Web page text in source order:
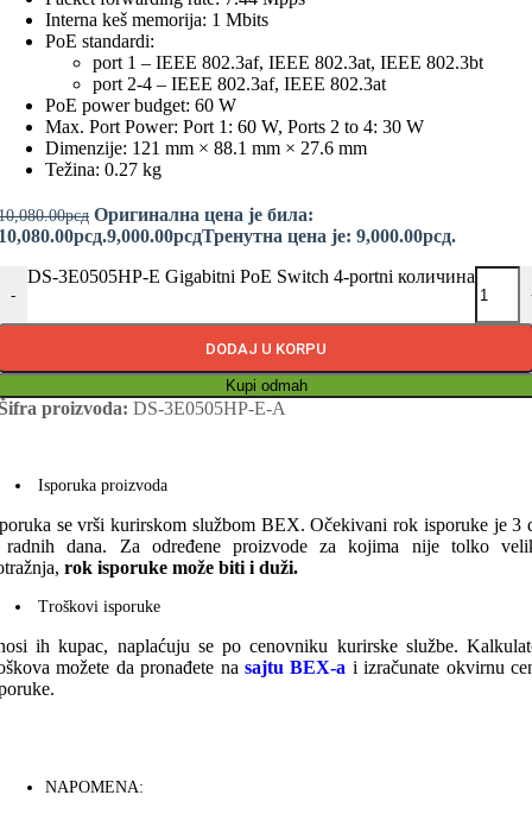
Interna keš memorija: 1 Mbits
PoE standardi:
port 1 – IEEE 802.3af, IEEE 802.3at, IEEE 802.3bt
port 2-4 – IEEE 802.3af, IEEE 802.3at
PoE power budget: 60 W
Max. Port Power: Port 1: 60 W, Ports 2 to 4: 30 W
Dimenzije: 121 mm × 88.1 mm × 27.6 mm
Težina: 0.27 kg
рсд Оригинална цена је била:
9,000.00рсдТренутна цена је: 9,000.00рсд.
-
DS-3E0505HP-E Gigabitni PoE Switch 4-portni количина
DODAJ U KORPU
Kupi odmah
proizvoda: DS-3E0505HP-E-A
Isporuka proizvoda
se vrši kurirskom službom BEX. Očekivani rok isporuke je 3
dana. Za određene proizvode za kojima nije tolko
rok isporuke može biti i duži.
Troškovi isporuke
ih kupac, naplaćuju se po cenovniku kurirske službe.
možete da pronađete na sajtu BEX-a i izračunate okvirnu
NAPOMENA: